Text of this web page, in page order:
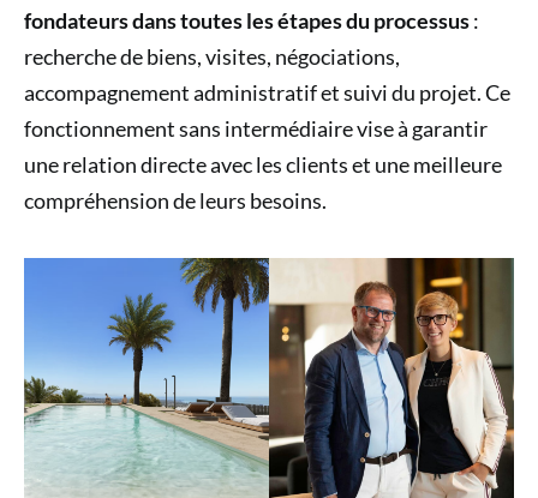
fondateurs dans toutes les étapes du processus:
recherche de biens, visites, négociations,
accompagnement administratif et suivi du projet. Ce
fonctionnement sans intermédiaire vise à garantir
une relation directe avec les clients et une meilleure
compréhension de leurs besoins.